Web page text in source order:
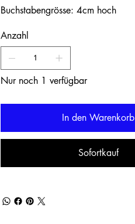
Buchstabengrösse: 4cm hoch
Anzahl
Nur noch 1 verfügbar
In den Warenkorb
Sofortkauf